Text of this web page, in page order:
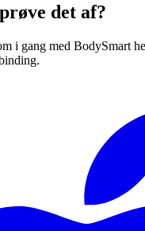
det af?
i gang med BodySmart